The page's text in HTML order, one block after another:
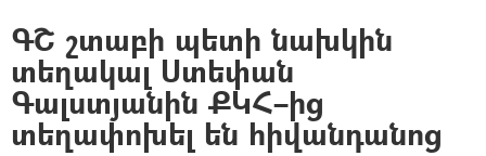
ԳՇ շտաբի պետի նախկին
տեղակալ Ստեփան
Գալստյանին ՔԿՀ–ից
տեղափոխել են հիվանդանոց